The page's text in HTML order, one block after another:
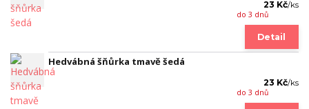
23 Kč/ks
do 3 dnů
Detail
Hedvábná šňůrka tmavě šedá
23 Kč/ks
do 3 dnů